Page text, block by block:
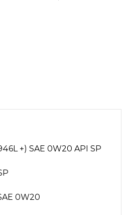
+) SAE 0W20 API SP
0W20